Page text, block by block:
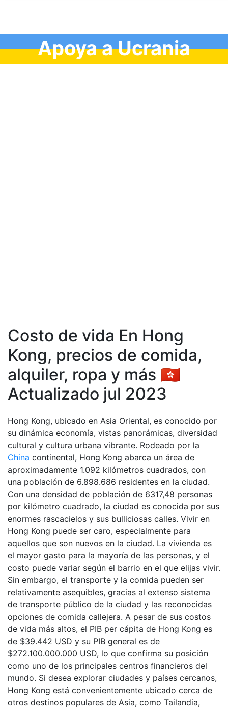
Apoya a Ucrania
Costo de vida En Hong
Kong, precios de comida,
аlquiler, ropa y más 🇭🇰
Actualizado jul 2023
Hong Kong, ubicado en Asia Oriental, es conocido por
su dinámica economía, vistas panorámicas, diversidad
cultural y cultura urbana vibrante. Rodeado por la
China continental, Hong Kong abarca un área de
aproximadamente 1.092 kilómetros cuadrados, con
una población de 6.898.686 residentes en la ciudad.
Con una densidad de población de 6317,48 personas
por kilómetro cuadrado, la ciudad es conocida por sus
enormes rascacielos y sus bulliciosas calles. Vivir en
Hong Kong puede ser caro, especialmente para
aquellos que son nuevos en la ciudad. La vivienda es
el mayor gasto para la mayoría de las personas, y el
costo puede variar según el barrio en el que elijas vivir.
Sin embargo, el transporte y la comida pueden ser
relativamente asequibles, gracias al extenso sistema
de transporte público de la ciudad y las reconocidas
opciones de comida callejera. A pesar de sus costos
de vida más altos, el PIB per cápita de Hong Kong es
de $39.442 USD y su PIB general es de
$272.100.000.000 USD, lo que confirma su posición
como uno de los principales centros financieros del
mundo. Si desea explorar ciudades y países cercanos,
Hong Kong está convenientemente ubicado cerca de
otros destinos populares de Asia, como Tailandia,